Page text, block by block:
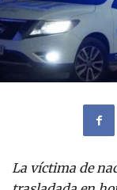
La víctima de